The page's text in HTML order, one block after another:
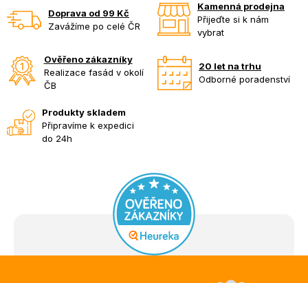
Doprava od 99 Kč
Zavážíme po celé ČR
Kamenná prodejna
Přijeďte si k nám
vybrat
Ověřeno zákazníky
Realizace fasád v okolí
ČB
20 let na trhu
Odborné poradenství
Produkty skladem
Připravíme k expedici
do 24h